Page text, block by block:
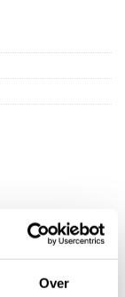
Over